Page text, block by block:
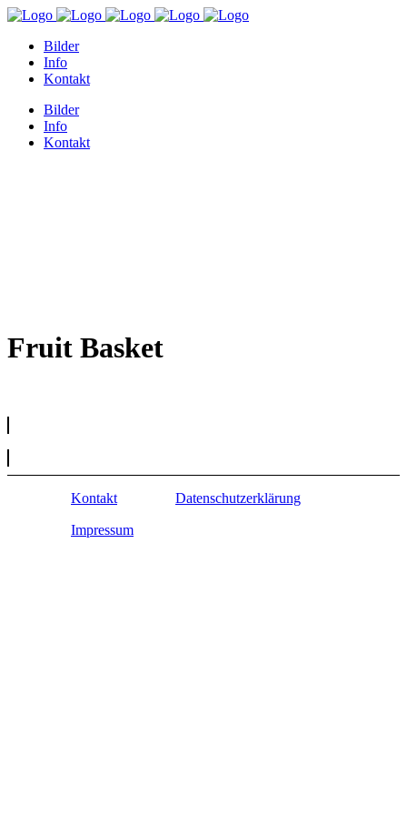
Bilder
Info
Kontakt
Bilder
Info
Kontakt
Fruit Basket
Kontakt Datenschutzerklärung
Impressum